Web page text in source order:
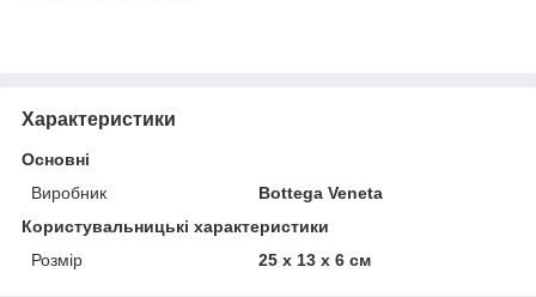
Характеристики
Основні
Виробник
Bottega Veneta
Користувальницькі характеристики
Розмір
25 х 13 х 6 см